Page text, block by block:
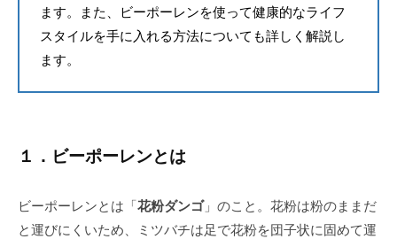
ます。また、ビーポーレンを使って健康的なライフ
スタイルを手に入れる方法についても詳しく解説し
ます。
１．ビーポーレンとは
ビーポーレンとは「花粉ダンゴ」のこと。花粉は粉のままだ
と運びにくいため、ミツバチは足で花粉を団子状に固めて運